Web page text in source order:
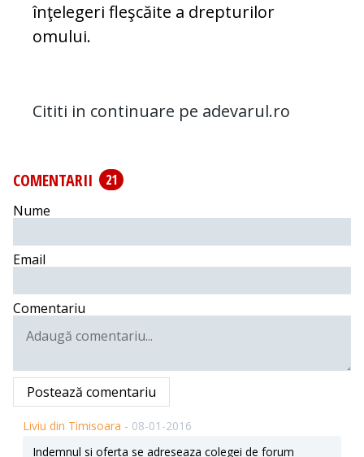
înţelegeri fleşcăite a drepturilor
omului.
Cititi in continuare pe adevarul.ro
COMENTARII
21
Nume
Email
Comentariu
Postează comentariu
Liviu din Timisoara - 08-01-2016
Indemnul si oferta se adreseaza colegei de forum